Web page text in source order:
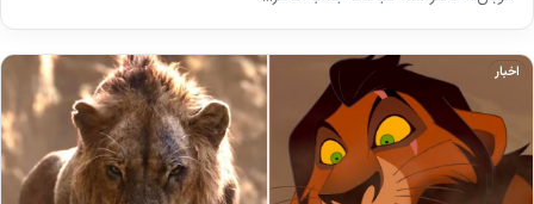
اخبار